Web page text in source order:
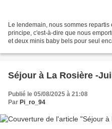
Le lendemain, nous sommes
principe, c'est-à-dire que nous
et deux minis baby bels pour seul
Séjour à La Rosière -
Publié le 05/08/2025 à 21:08
Par Pi_ro_94